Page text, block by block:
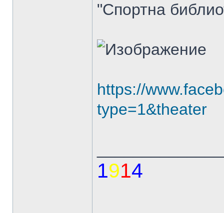
"Спортна
https://
type=1&theater
1914